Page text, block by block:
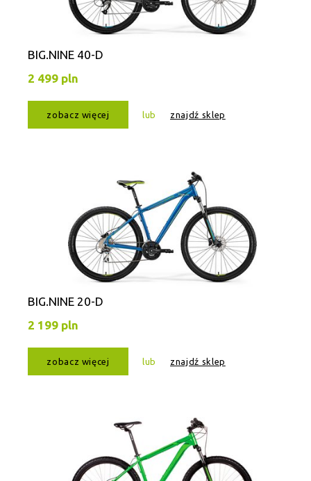
BIG.NINE 40-D
2 499 pln
zobacz więcej lub znajdź sklep
BIG.NINE 20-D
2 199 pln
zobacz więcej lub znajdź sklep